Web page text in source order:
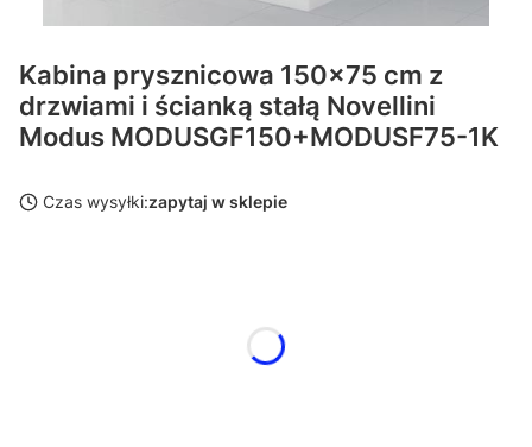
Kabina prysznicowa 150x75 cm z
drzwiami i ścianką stałą Novellini
Modus MODUSGF150+MODUSF75-1K
Czas wysyłki:zapytaj w sklepie